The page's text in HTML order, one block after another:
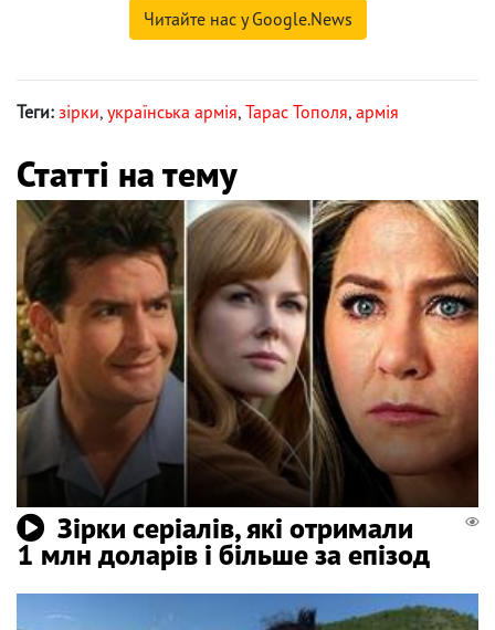
Читайте нас у Google.News
Теги: зірки, українська армія, Тарас Тополя, армія
Статті на тему
Зірки серіалів, які отримали
1 млн доларів і більше за епізод